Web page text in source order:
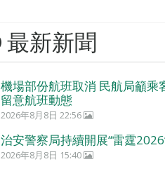
最新新聞
機場部份航班取消 民航局籲乘
留意航班動態
2026年8月8日 22:56
治安警察局持續開展“雷霆
2026年8月8日 15:40